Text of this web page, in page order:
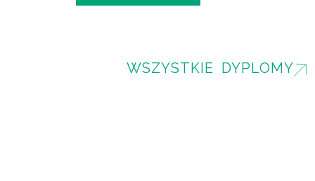
WSZYSTKIE DYPLOMY